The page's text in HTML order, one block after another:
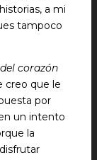
a mi
tampoco
corazón
creo que le
por
un intento
la